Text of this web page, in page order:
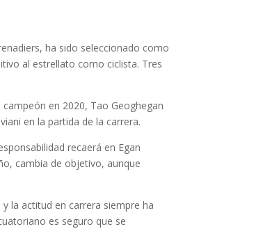
ha sido seleccionado como
al estrellato como ciclista. Tres
en 2020, Tao Geoghegan
en la partida de la carrera.
recaerá en Egan
cambia de objetivo, aunque
la actitud en carrera siempre ha
es seguro que se